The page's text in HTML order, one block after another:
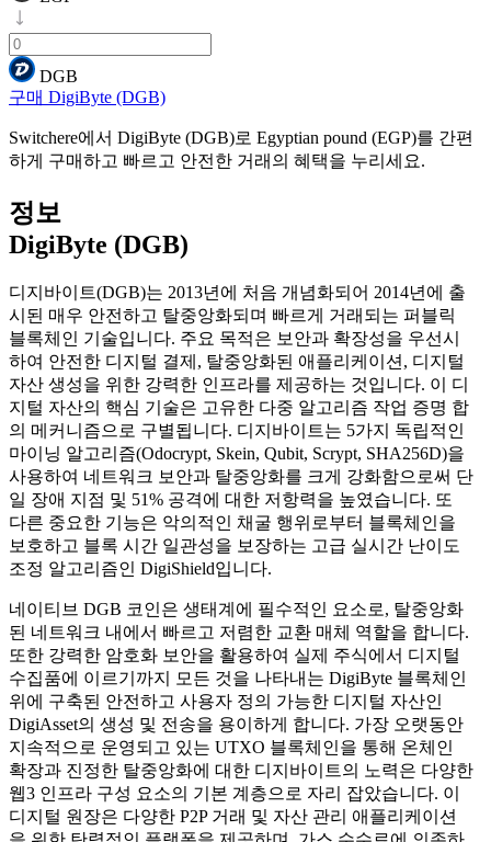
DGB
구매 DigiByte (DGB)
Switchere에서 DigiByte (DGB)로 Egyptian pound (EGP)를 간편
하게 구매하고 빠르고 안전한 거래의 혜택을 누리세요.
정보
DigiByte (DGB)
디지바이트(DGB)는 2013년에 처음 개념화되어 2014년에 출
시된 매우 안전하고 탈중앙화되며 빠르게 거래되는 퍼블릭
블록체인 기술입니다. 주요 목적은 보안과 확장성을 우선시
하여 안전한 디지털 결제, 탈중앙화된 애플리케이션, 디지털
자산 생성을 위한 강력한 인프라를 제공하는 것입니다. 이 디
지털 자산의 핵심 기술은 고유한 다중 알고리즘 작업 증명 합
의 메커니즘으로 구별됩니다. 디지바이트는 5가지 독립적인
마이닝 알고리즘(Odocrypt, Skein, Qubit, Scrypt, SHA256D)을
사용하여 네트워크 보안과 탈중앙화를 크게 강화함으로써 단
일 장애 지점 및 51% 공격에 대한 저항력을 높였습니다. 또
다른 중요한 기능은 악의적인 채굴 행위로부터 블록체인을
보호하고 블록 시간 일관성을 보장하는 고급 실시간 난이도
조정 알고리즘인 DigiShield입니다.
네이티브 DGB 코인은 생태계에 필수적인 요소로, 탈중앙화
된 네트워크 내에서 빠르고 저렴한 교환 매체 역할을 합니다.
또한 강력한 암호화 보안을 활용하여 실제 주식에서 디지털
수집품에 이르기까지 모든 것을 나타내는 DigiByte 블록체인
위에 구축된 안전하고 사용자 정의 가능한 디지털 자산인
DigiAsset의 생성 및 전송을 용이하게 합니다. 가장 오랫동안
지속적으로 운영되고 있는 UTXO 블록체인을 통해 온체인
확장과 진정한 탈중앙화에 대한 디지바이트의 노력은 다양한
웹3 인프라 구성 요소의 기본 계층으로 자리 잡았습니다. 이
디지털 원장은 다양한 P2P 거래 및 자산 관리 애플리케이션